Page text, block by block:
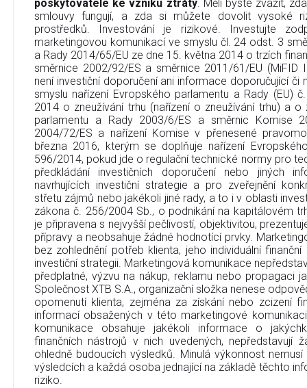
poskytovatele ke vzniku ztráty. Měli byste zvážit,
smlouvy fungují, a zda si můžete dovolit vysoké
prostředků. Investování je rizikové. Investujte
marketingovou komunikací ve smyslu čl. 24 odst. 3
a Rady 2014/65/EU ze dne 15. května 2014 o trzích
směrnice 2002/92/ES a směrnice 2011/61/EU (MiFID
není investiční doporučení ani informace doporučující či
smyslu nařízení Evropského parlamentu a Rady (EU)
2014 o zneužívání trhu (nařízení o zneužívání trhu) a o
parlamentu a Rady 2003/6/ES a směrnic Komise
2004/72/ES a nařízení Komise v přenesené
března 2016, kterým se doplňuje nařízení
596/2014, pokud jde o regulační technické normy pro
předkládání investičních doporučení nebo jiných
navrhujících investiční strategie a pro zveřejnění
střetu zájmů nebo jakékoli jiné rady, a to i v oblasti
zákona č. 256/2004 Sb., o podnikání na kapitálovém
je připravena s nejvyšší pečlivostí, objektivitou,
přípravy a neobsahuje žádné hodnotící prvky.
bez zohlednění potřeb klienta, jeho individuální
investiční strategii. Marketingová komunikace
předplatné, výzvu na nákup, reklamu nebo propagaci
Společnost XTB S.A., organizační složka nenese
opomenutí klienta, zejména za získání nebo zcizení
informací obsažených v této marketingové
komunikace obsahuje jakékoli informace o
finančních nástrojů v nich uvedených, nepředstavují
ohledně budoucích výsledků. Minulá výkonnost
výsledcích a každá osoba jednající na základě těchto
riziko.